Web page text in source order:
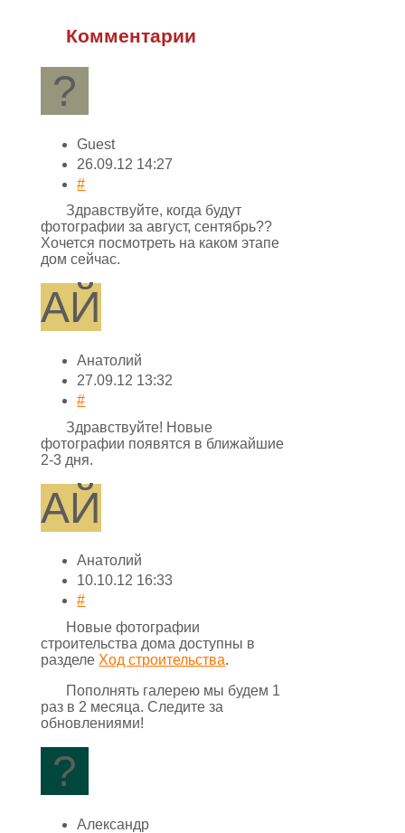
Комментарии
?
Guest
26.09.12 14:27
#
Здравствуйте, когда будут
фотографии за август, сентябрь??
Хочется посмотреть на каком этапе
дом сейчас.
АЙ
Анатолий
27.09.12 13:32
#
Здравствуйте! Новые
фотографии появятся в ближайшие
2-3 дня.
АЙ
Анатолий
10.10.12 16:33
#
Новые фотографии
строительства дома доступны в
разделе Ход строительства.
Пополнять галерею мы будем 1
раз в 2 месяца. Следите за
обновлениями!
?
Александр